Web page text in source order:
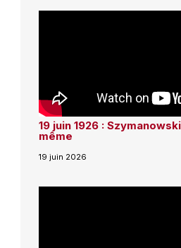
19 juin 1926 :
même
19 juin 2026